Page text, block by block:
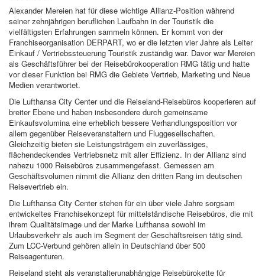
Alexander Mereien hat für diese wichtige Allianz-Position während
seiner zehnjährigen beruflichen Laufbahn in der Touristik die
vielfältigsten Erfahrungen sammeln können. Er kommt von der
Franchiseorganisation DERPART, wo er die letzten vier Jahre als Leiter
Einkauf / Vertriebssteuerung Touristik zuständig war. Davor war Mereien
als Geschäftsführer bei der Reisebürokooperation RMG tätig und hatte
vor dieser Funktion bei RMG die Gebiete Vertrieb, Marketing und Neue
Medien verantwortet.
Die Lufthansa City Center und die Reiseland-Reisebüros kooperieren auf
breiter Ebene und haben insbesondere durch gemeinsame
Einkaufsvolumina eine erheblich bessere Verhandlungsposition vor
allem gegenüber Reiseveranstaltern und Fluggesellschaften.
Gleichzeitig bieten sie Leistungsträgern ein zuverlässiges,
flächendeckendes Vertriebsnetz mit aller Effizienz. In der Allianz sind
nahezu 1000 Reisebüros zusammengefasst. Gemessen am
Geschäftsvolumen nimmt die Allianz den dritten Rang im deutschen
Reisevertrieb ein.
Die Lufthansa City Center stehen für ein über viele Jahre sorgsam
entwickeltes Franchisekonzept für mittelständische Reisebüros, die mit
ihrem Qualitätsimage und der Marke Lufthansa sowohl im
Urlaubsverkehr als auch im Segment der Geschäftsreisen tätig sind.
Zum LCC-Verbund gehören allein in Deutschland über 500
Reiseagenturen.
Reiseland steht als veranstalterunabhängige Reisebürokette für